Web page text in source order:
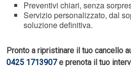
Preventivi chiari, senza
Servizio personalizzato, dal
soluzione definitiva.
Pronto a ripristinare il tuo cancello
0425 1713907e prenota il tuo